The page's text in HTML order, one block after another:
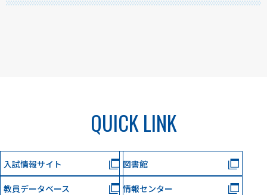
QUICK LINK
入試情報サイト 図書館
教員データベース 情報センター